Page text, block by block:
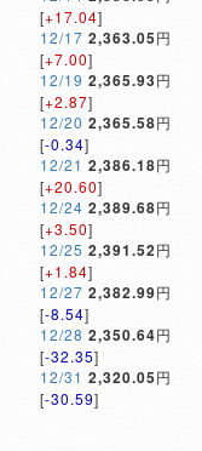
[+17.04]
12/17 2,363.05円
[+7.00]
12/19 2,365.93円
[+2.87]
12/20 2,365.58円
[-0.34]
12/21 2,386.18円
[+20.60]
12/24 2,389.68円
[+3.50]
12/25 2,391.52円
[+1.84]
12/27 2,382.99円
[-8.54]
12/28 2,350.64円
[-32.35]
12/31 2,320.05円
[-30.59]